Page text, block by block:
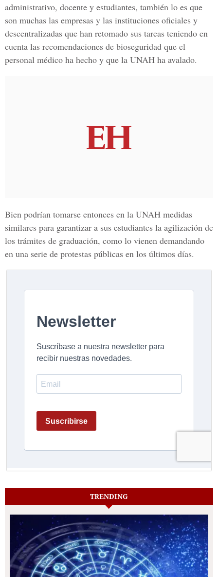
administrativo, docente y estudiantes, también lo es que
son muchas las empresas y las instituciones oficiales y
descentralizadas que han retomado sus tareas teniendo en
cuenta las recomendaciones de bioseguridad que el
personal médico ha hecho y que la UNAH ha avalado.
Bien podrían tomarse entonces en la UNAH medidas
similares para garantizar a sus estudiantes la agilización de
los trámites de graduación, como lo vienen demandando
en una serie de protestas públicas en los últimos días.
TRENDING